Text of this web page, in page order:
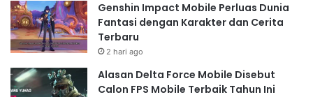
Genshin Impact Mobile Perluas Dunia
Fantasi dengan Karakter dan Cerita
Terbaru
2 hari ago
Alasan Delta Force Mobile Disebut
Calon FPS Mobile Terbaik Tahun Ini